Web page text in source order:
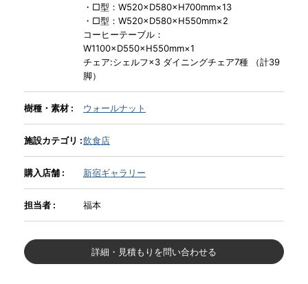
MOKUBA CHANNEL
よくあるご質問
お問い合わせ
・□型：W520×D580×H700mm×13
・□型：W520×D580×H550mm×2
コーヒーテーブル：
W1100×D550×H550mm×1
チェア:シェルフ×3 ダイニングチェア7種 （計39
脚）
樹種・素材 : ウォールナット
施設カテゴリ :飲食店
購入店舗 : 新宿ギャラリー
担当者 : 福本
詳細・見積もりを問い合わせる